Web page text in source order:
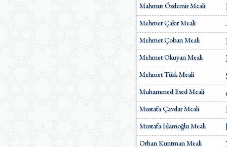
Mahmut Özdemir Meali
Mehmet Çakır Meali
Mehmet Çoban Meali
Mehmet Okuyan Meali
Mehmet Türk Meali
Muhammed Esed Meali
Mustafa Çavdar Meali
Mustafa İslamoğlu Meali
Orhan Kuntman Meali